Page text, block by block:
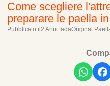
Come scegliere
preparare le paella
Pubblicato il 2 Anni fadaOriginal